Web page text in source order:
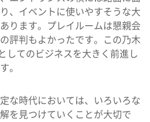
、イベントに使いやすそうな大
ります。プレイルームは懇親会
評判もよかったです。この乃木
してのビジネスを大きく前進し
。
な時代においては、いろいろな
を見つけていくことが大切で